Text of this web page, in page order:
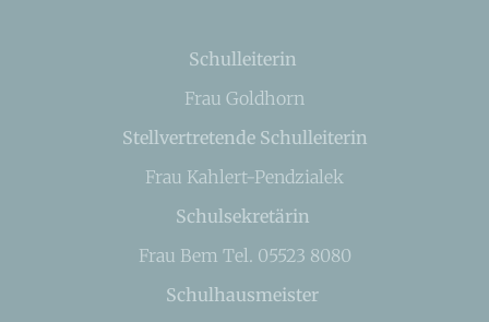
Schulleiterin
Frau Goldhorn
Stellvertretende Schulleiterin
Frau Kahlert-Pendzialek
Schulsekretärin
Frau Bem Tel. 05523 8080
Schulhausmeister